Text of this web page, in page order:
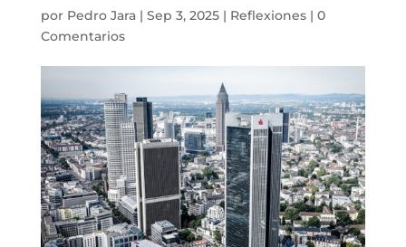
por Pedro Jara| Sep 3, 2025| Reflexiones| 0
Comentarios